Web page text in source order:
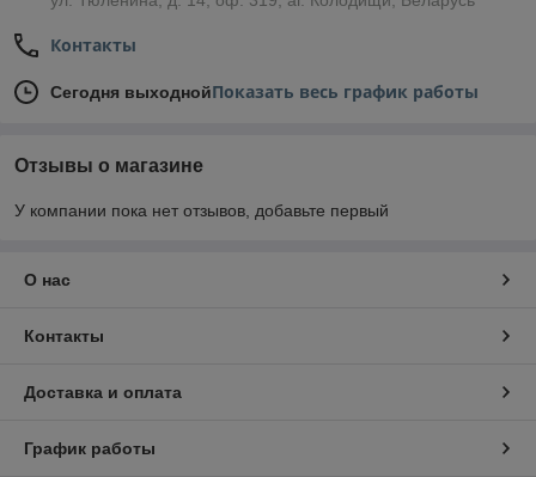
Контакты
Сегодня выходнойПоказать весь график работы
Отзывы о магазине
У компании пока нет отзывов, добавьте первый
О нас
Контакты
Доставка и оплата
График работы